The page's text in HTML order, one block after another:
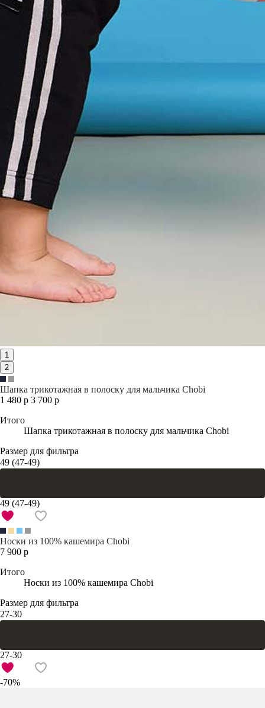
1
2
Шапка трикотажная в полоску для мальчика Chobi
1 480 р 3 700 р
Итого
Шапка трикотажная в полоску для мальчика Chobi
Размер для фильтра
49 (47-49)
49 (47-49)
Носки из 100% кашемира Chobi
7 900 р
Итого
Носки из 100% кашемира Chobi
Размер для фильтра
27-30
27-30
-70%